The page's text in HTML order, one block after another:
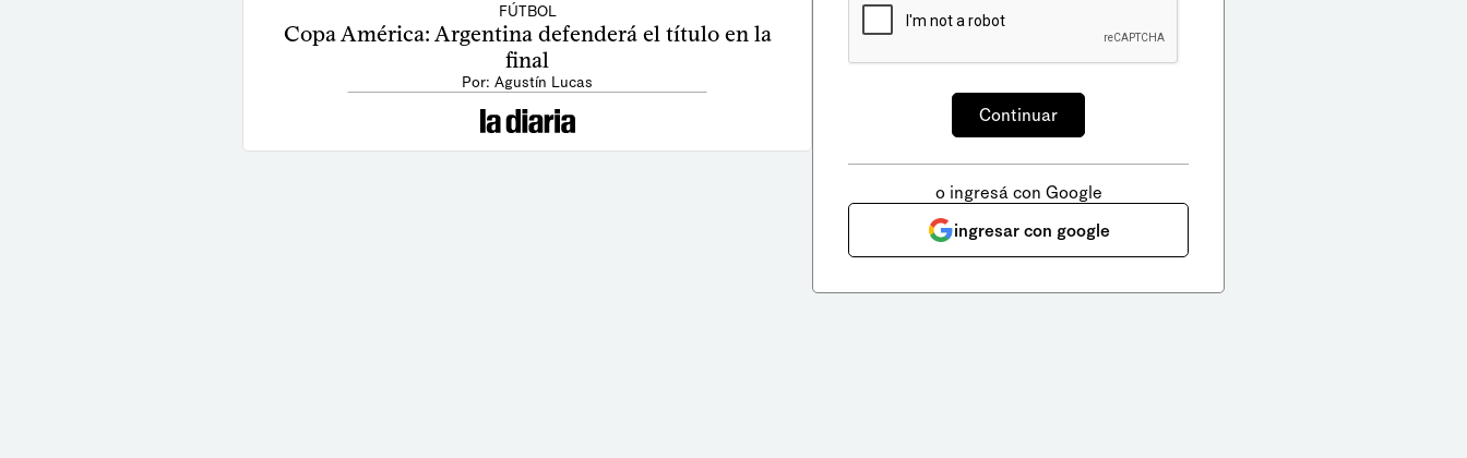
FÚTBOL
Copa América: Argentina defenderá el título en la
final
Por: Agustín Lucas
o ingresá con Google
ingresar con google